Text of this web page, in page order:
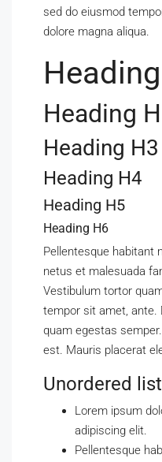
sed do eiusmod
dolore magna aliqua.
Heading
Heading H3
Heading H4
Heading H5
Heading H6
Pellentesque habitant
netus et malesuada
Vestibulum tortor
tempor sit amet, ante.
quam egestas
est. Mauris placerat
Unordered
Lorem ipsum
adipiscing elit.
Pellentesque